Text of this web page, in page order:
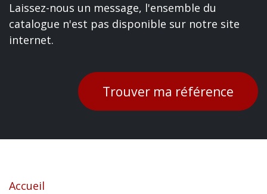
Laissez-nous un message, l'ensemble du
catalogue n'est pas disponible sur notre site
internet.
Trouver ma référence
Accueil